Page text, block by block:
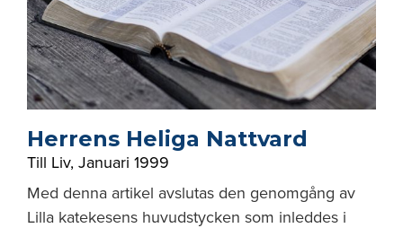
Herrens Heliga Nattvard
Till Liv, Januari 1999
Med denna artikel avslutas den genomgång av
Lilla katekesens huvudstycken som inleddes i